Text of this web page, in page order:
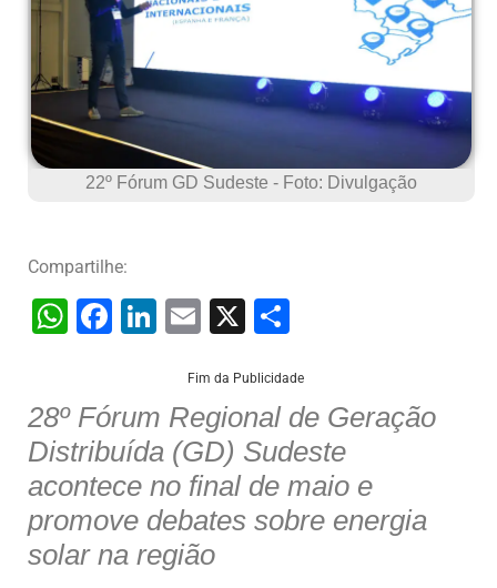
22º Fórum GD Sudeste - Foto: Divulgação
Compartilhe:
W
s
A
p
p
F
e
b
o
o
k
Li
e
dI
n
E
ai
l
X
ar
e
Fim da Publicidade
28º Fórum Regional de Geração
Distribuída (GD) Sudeste
acontece no final de maio e
promove debates sobre energia
solar na região